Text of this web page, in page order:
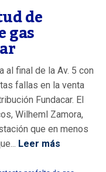
de
gas
al final de la Av. 5 con
fallas en la venta
Fundacar. El
Wilheml Zamora,
que en menos
Leer más